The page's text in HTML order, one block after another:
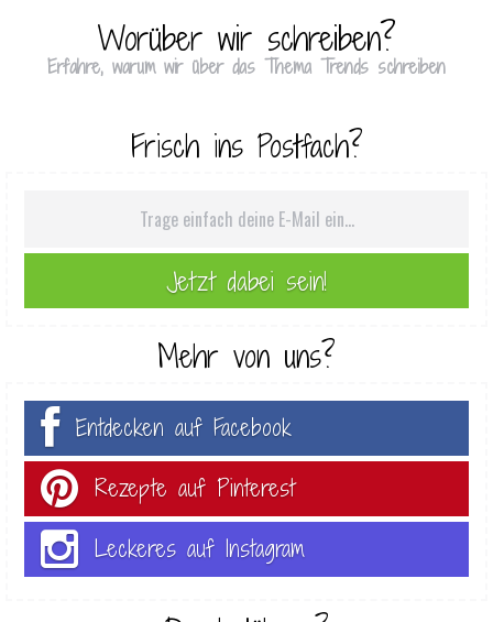
Worüber wir schreiben?
Erfahre, warum wir über das Thema Trends schreiben
Frisch ins Postfach?
Mehr von uns?
Entdecken auf Facebook
Rezepte auf Pinterest
Leckeres auf Instagram